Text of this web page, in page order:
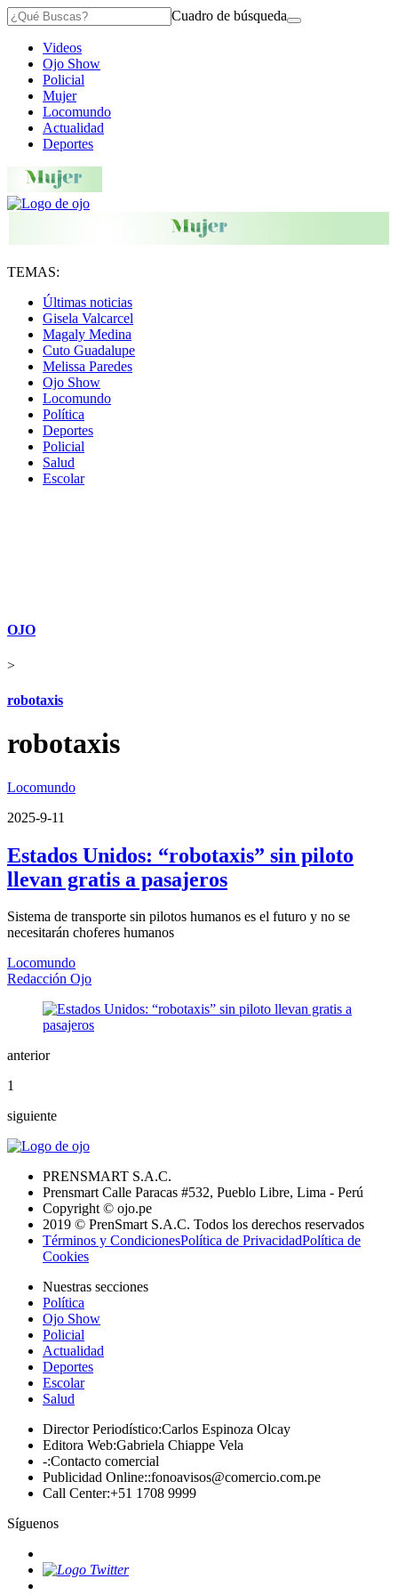
Cuadro de búsqueda
Videos
Ojo Show
Policial
Mujer
Locomundo
Actualidad
Deportes
TEMAS:
Últimas noticias
Gisela Valcarcel
Magaly Medina
Cuto Guadalupe
Melissa Paredes
Ojo Show
Locomundo
Política
Deportes
Policial
Salud
Escolar
OJO
>
robotaxis
robotaxis
Locomundo
2025-9-11
Estados Unidos: “robotaxis” sin piloto
llevan gratis a pasajeros
Sistema de transporte sin pilotos humanos es el futuro y no se
necesitarán choferes humanos
Locomundo
Redacción Ojo
anterior
1
siguiente
PRENSMART S.A.C.
Prensmart Calle Paracas #532, Pueblo Libre, Lima - Perú
Copyright © ojo.pe
2019 © PrenSmart S.A.C. Todos los derechos reservados
Términos y CondicionesPolítica de PrivacidadPolítica de
Cookies
Nuestras secciones
Política
Ojo Show
Policial
Actualidad
Deportes
Escolar
Salud
Director Periodístico:Carlos Espinoza Olcay
Editora Web:Gabriela Chiappe Vela
-:Contacto comercial
Publicidad Online::fonoavisos@comercio.com.pe
Call Center:+51 1708 9999
Síguenos